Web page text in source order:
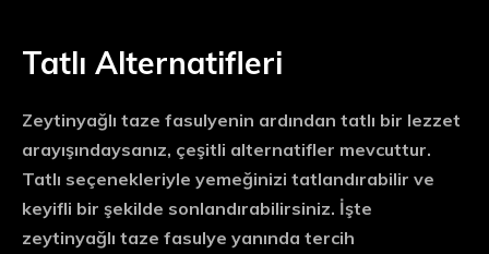
Tatlı Alternatifleri
Zeytinyağlı taze fasulyenin ardından tatlı bir lezzet
arayışındaysanız, çeşitli alternatifler mevcuttur.
Tatlı seçenekleriyle yemeğinizi tatlandırabilir ve
keyifli bir şekilde sonlandırabilirsiniz. İşte
zeytinyağlı taze fasulye yanında tercih